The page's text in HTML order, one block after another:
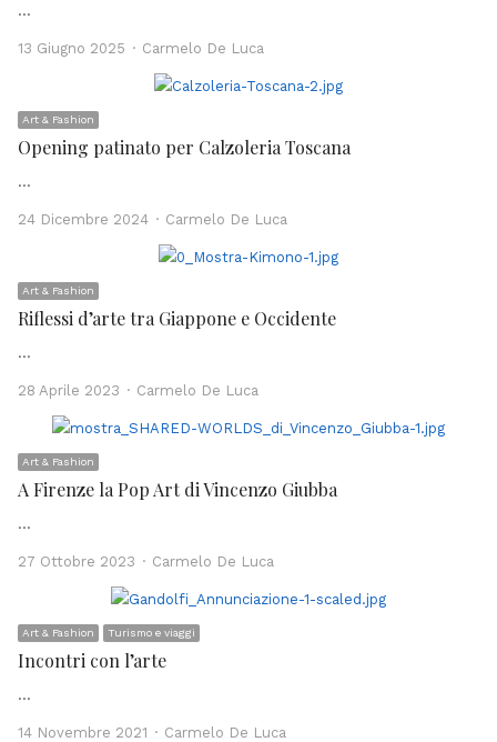
…
13 Giugno 2025 Author
Carmelo De Luca
Art & Fashion
Opening patinato per Calzoleria Toscana
…
24 Dicembre 2024 Author
Carmelo De Luca
Art & Fashion
Riflessi d’arte tra Giappone e Occidente
…
28 Aprile 2023 Author
Carmelo De Luca
Art & Fashion
A Firenze la Pop Art di Vincenzo Giubba
…
27 Ottobre 2023 Author
Carmelo De Luca
Art & Fashion Turismo e viaggi
Incontri con l’arte
…
14 Novembre 2021 Author
Carmelo De Luca